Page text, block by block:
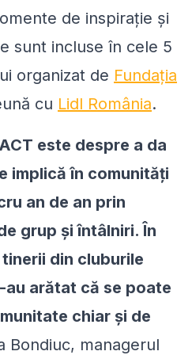
de inspirație și
sunt incluse în cele 5
organizat de Fundația
cu Lidl România.
este despre a da
implică în comunități
an de an prin
grup și întâlniri. În
din cluburile
au arătat că se poate
chiar și de
Bondiuc, managerul